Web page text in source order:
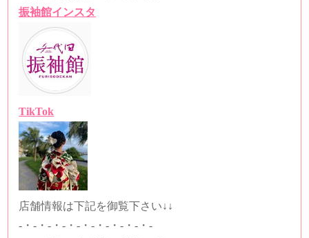
振袖館インスタ
TikTok
店舗情報は下記を御覧下さい↓↓
-・-・-・-・-・-・-・-・-・-